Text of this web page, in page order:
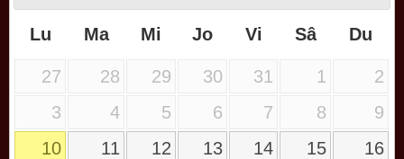
Lu Ma Mi Jo Vi Sâ Du
27 28 29 30 31 1
2
3
4 5 6 7 8
9
10
11 12 13 14 15
16